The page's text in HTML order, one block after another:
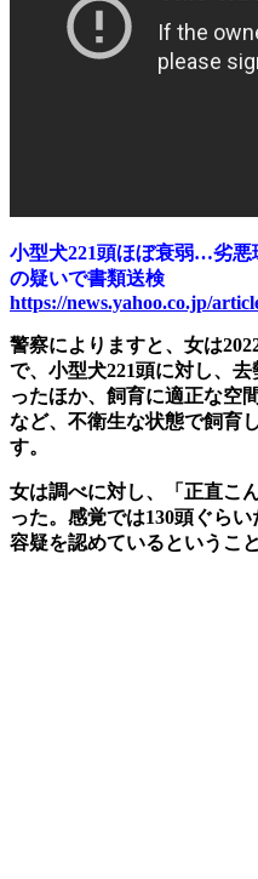
小型犬221頭ほぼ衰弱…劣悪
の疑いで書類送検
https://news.yahoo.co.jp/
警察によりますと、女は
で、小型犬221頭に対し、
ったほか、飼育に適正な空
など、不衛生な状態で飼育
す。
女は調べに対し、「正直こ
った。感覚では130頭ぐら
容疑を認めているということ